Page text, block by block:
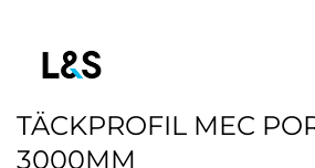
TÄCKPROFIL MEC
3000MM